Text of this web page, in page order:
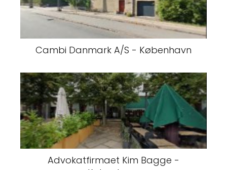
Cambi Danmark A/S - København
Advokatfirmaet Kim Bagge -